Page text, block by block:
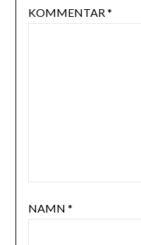
KOMMENTAR *
NAMN *